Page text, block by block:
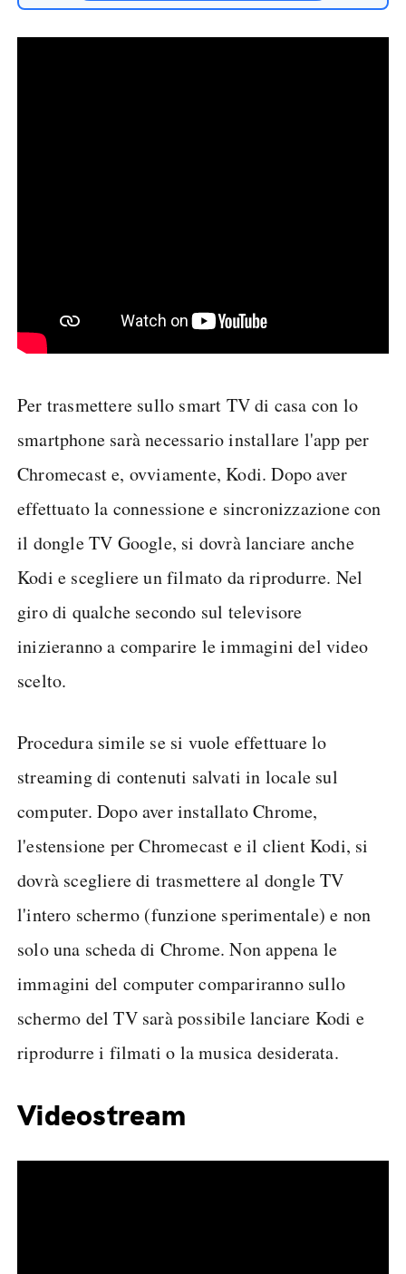
Per trasmettere sullo smart TV di casa con lo
smartphone sarà necessario installare l'app per
Chromecast e, ovviamente, Kodi. Dopo aver
effettuato la connessione e sincronizzazione con
il dongle TV Google, si dovrà lanciare anche
Kodi e scegliere un filmato da riprodurre. Nel
giro di qualche secondo sul televisore
inizieranno a comparire le immagini del video
scelto.
Procedura simile se si vuole effettuare lo
streaming di contenuti salvati in locale sul
computer. Dopo aver installato Chrome,
l'estensione per Chromecast e il client Kodi, si
dovrà scegliere di trasmettere al dongle TV
l'intero schermo (funzione sperimentale) e non
solo una scheda di Chrome. Non appena le
immagini del computer compariranno sullo
schermo del TV sarà possibile lanciare Kodi e
riprodurre i filmati o la musica desiderata.
Videostream